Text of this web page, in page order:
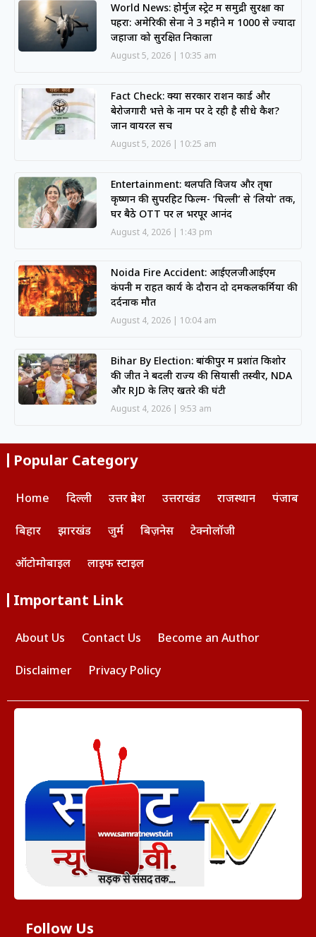
World News: होर्मुज स्ट्रेट में समुद्री सुरक्षा का
पहरा: अमेरिकी सेना ने 3 महीने में 1000 से ज्यादा
जहाजों को सुरक्षित निकाला
August 5, 2026 10:35 am
Fact Check: क्या सरकार राशन कार्ड और
बेरोजगारी भत्ते के नाम पर दे रही है सीधे कैश?
जानें वायरल सच
August 5, 2026 10:25 am
Entertainment: थलपति विजय और तृषा
कृष्णन की सुपरहिट फिल्में- ‘घिल्ली’ से ‘लियो’ तक,
घर बैठे OTT पर लें भरपूर आनंद
August 4, 2026 1:43 pm
Noida Fire Accident: आईएलजीआईएम
कंपनी में राहत कार्य के दौरान दो दमकलकर्मियों की
दर्दनाक मौत
August 4, 2026 10:04 am
Bihar By Election: बांकीपुर में प्रशांत किशोर
की जीत ने बदली राज्य की सियासी तस्वीर, NDA
और RJD के लिए खतरे की घंटी
August 4, 2026 9:53 am
Popular Category
Home दिल्ली उत्तर प्रदेश उत्तराखंड राजस्थान पंजाब
बिहार झारखंड जुर्म बिज़नेस टेक्नोलॉजी
ऑटोमोबाइल लाइफ स्टाइल
Important Link
About Us Contact Us Become an Author
Disclaimer Privacy Policy
Follow Us